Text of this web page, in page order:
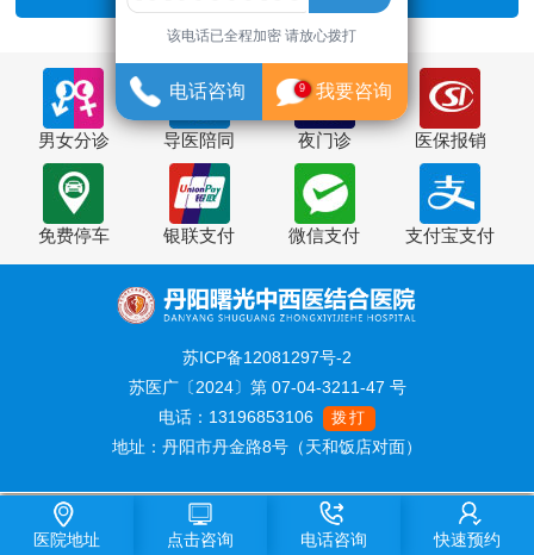
男女分诊 导医陪同 夜门诊 医保报销
免费停车 银联支付 微信支付 支付宝支付
苏ICP备12081297号-2
苏医广〔2024〕第 07-04-3211-47 号
电话：13196853106
拨打
地址：丹阳市丹金路8号（天和饭店对面）
医院地址 点击咨询 电话咨询 快速预约
该电话已全程加密 请放心拨打
电话咨询 9 我要咨询